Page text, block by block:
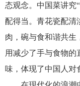
态观念。中国菜讲究
配得当。青花瓷配清
肉，碗与食和谐共生
用减少了手与食物
味，体现了中国人对